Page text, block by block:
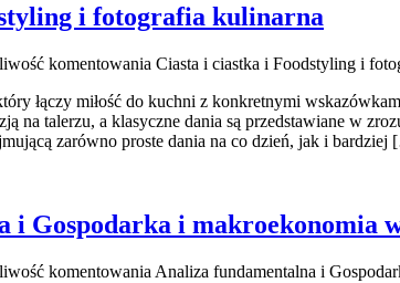
i fotografia kulinarna
komentowania Ciasta i ciastka i Foodstyling i
łączy miłość do kuchni z konkretnymi
na talerzu, a klasyczne dania są przedstawiane w
zarówno proste dania na co dzień, jak i
i Gospodarka i makroekonomia
komentowania Analiza fundamentalna i